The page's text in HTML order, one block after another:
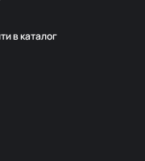
в каталог